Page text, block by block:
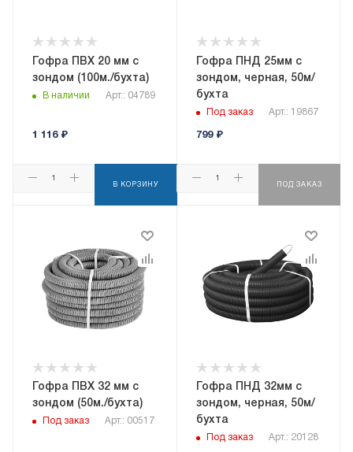
Гофра ПВХ 20 мм с
зондом (100м./бухта)
В наличии Арт.: 04789
1 116₽
В КОРЗИНУ
Гофра ПНД 25мм с
зондом, черная, 50м/
бухта
Под заказ Арт.: 19867
799₽
ПОД ЗАКАЗ
Гофра ПВХ 32 мм с
зондом (50м./бухта)
Под заказ Арт.: 00517
Гофра ПНД 32мм с
зондом, черная, 50м/
бухта
Под заказ Арт.: 20128